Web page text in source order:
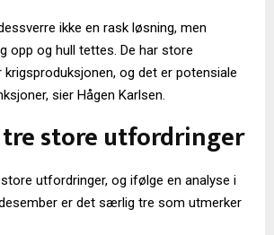
ikke en rask løsning, men
opp og hull tettes. De har store
og det er potensiale
sier Hågen Karlsen.
store utfordringer
utfordringer, og ifølge en analyse i
er det særlig tre som utmerker